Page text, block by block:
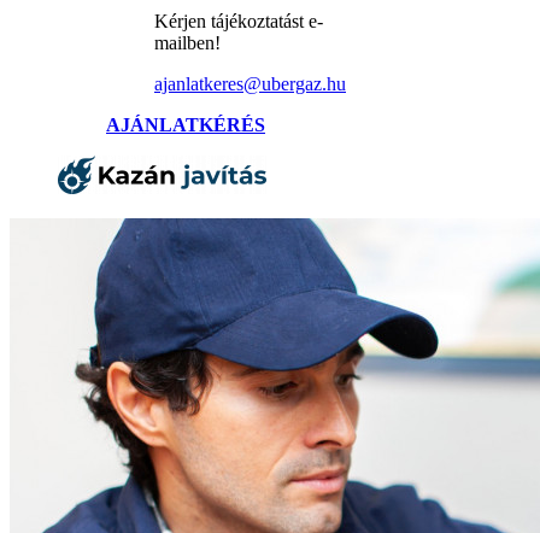
Kérjen tájékoztatást e-
mailben!
ajanlatkeres@ubergaz.hu
AJÁNLATKÉRÉS